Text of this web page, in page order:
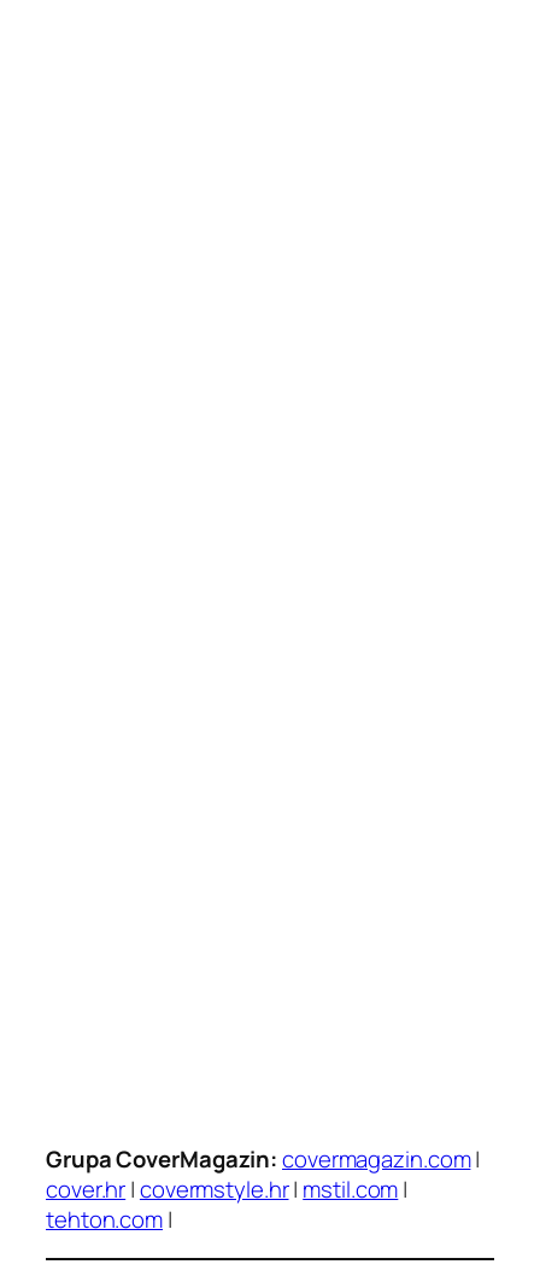
Grupa CoverMagazin:covermagazin.com|
cover.hr|covermstyle.hr| mstil.com|
tehton.com|